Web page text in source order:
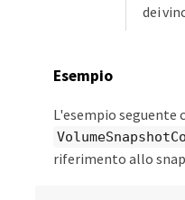
dei
Esempio
L'esempio seguente
riferimento allo